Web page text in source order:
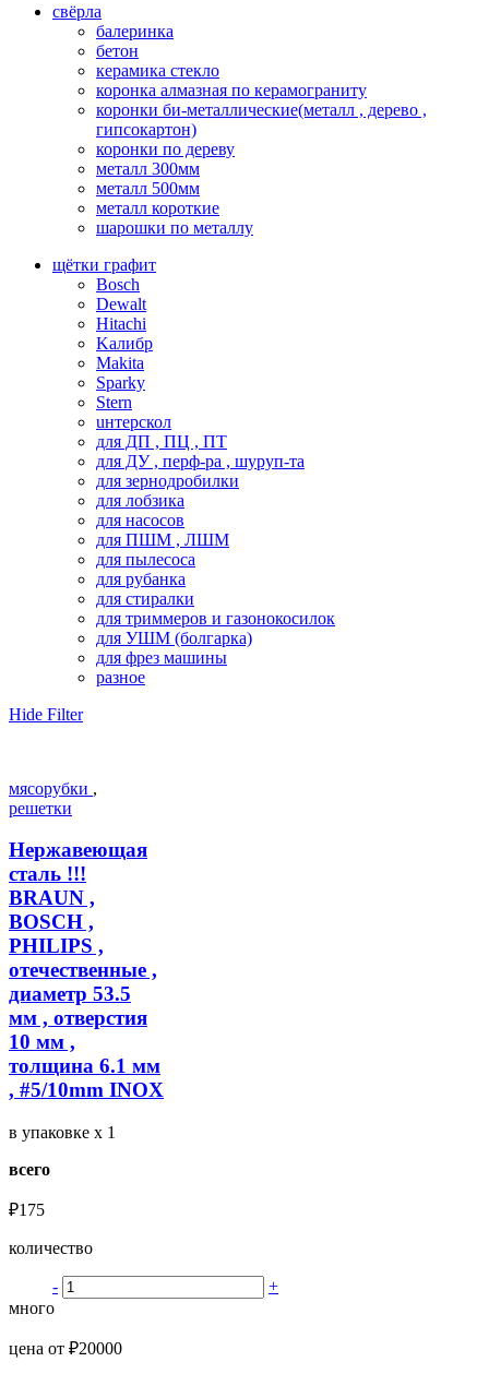
свёрла
балеринка
бетон
керамика стекло
коронка алмазная по керамограниту
коронки би-металлические(металл , дерево ,
гипсокартон)
коронки по дереву
металл 300мм
металл 500мм
металл короткие
шарошки по металлу
щётки графит
Bosch
Dewalt
Hitachi
Kалибр
Makita
Sparky
Stern
uнтерскол
для ДП , ПЦ , ПТ
для ДУ , перф-ра , шуруп-та
для зернодробилки
для лобзика
для насосов
для ПШМ , ЛШМ
для пылесоса
для рубанка
для стиралки
для триммеров и газонокосилок
для УШМ (болгарка)
для фрез машины
разное
Hide Filter
мясорубки ,
решетки
Нержавеющая
сталь !!!
BRAUN ,
BOSCH ,
PHILIPS ,
отечественные ,
диаметр 53.5
мм , отверстия
10 мм ,
толщина 6.1 мм
, #5/10mm INOX
в упаковке x 1
всего
₽175
количество
-
+
много
цена от ₽20000